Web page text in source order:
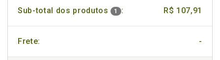
Sub-total dos produtos 1 : R$ 107,91
Frete: -